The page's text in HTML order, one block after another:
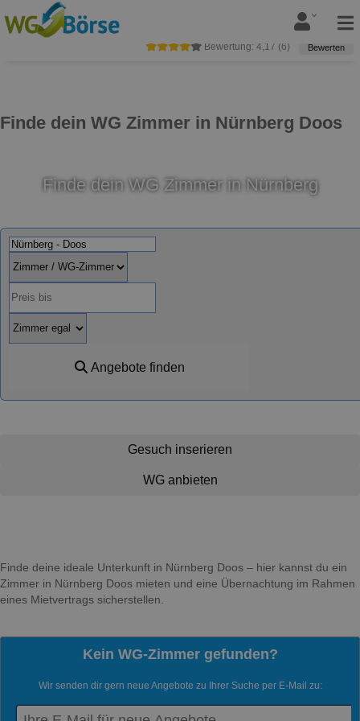
Finde dein WG Zimmer in Nürnberg Doos
Bewertung: 4,17 (6) Bewerten
Finde dein WG Zimmer in Nürnberg
Angebote finden
Gesuch inserieren
WG anbieten
Finde deine ideale Unterkunft in Nürnberg Doos – hier kannst du ein
Zimmer in Nürnberg Doos mieten und eine Übernachtung im Rahmen
eines Mietvertrags sicherstellen.
Kein WG-Zimmer gefunden?
Wir senden dir gern neue Angebote zu Ihrer Suche per E-Mail zu: